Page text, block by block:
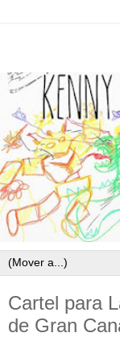
Cartel para
de Gran